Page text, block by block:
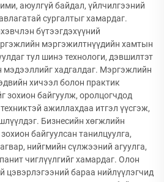
аюулгүй байдал, үйлчилгээний
сургалтыг хамардаг.
бүтээгдэхүүний
мэргэжилтнүүдийн хамтын
тул шинэ технологи, дэвшилтэт
мэдээллийг хадгалдаг. Мэргэжлийн
хичээл болон практик
зохион байгуулж, оролцогчдод
ажиллахдаа итгэл үүсгэж,
Бизнесийн хөгжлийн
байгуулсан танилцуулга,
нийгмийн сүлжээний агуулга,
чиглүүлгийг хамардаг. Олон
цэвэрлэгээний бараа нийлүүлэгчид